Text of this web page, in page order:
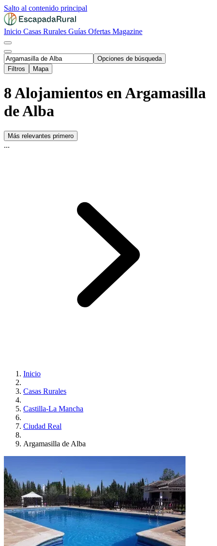
Salto al contenido principal
Inicio Casas Rurales Guías Ofertas Magazine
Opciones de búsqueda
Filtros
Mapa
8 Alojamientos en Argamasilla
de Alba
Más relevantes primero
...
Inicio
Casas Rurales
Castilla-La Mancha
Ciudad Real
Argamasilla de Alba